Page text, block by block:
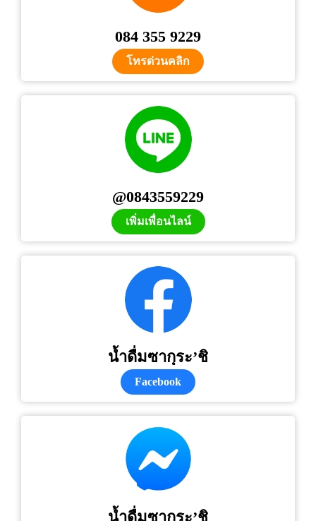
084 355 9229
โทรด่วนคลิก
@0843559229
เพิ่มเพื่อนไลน์
น้ำดื่มซากุระ’ชิ
Facebook
น้ำดื่มซากุระ’ชิ